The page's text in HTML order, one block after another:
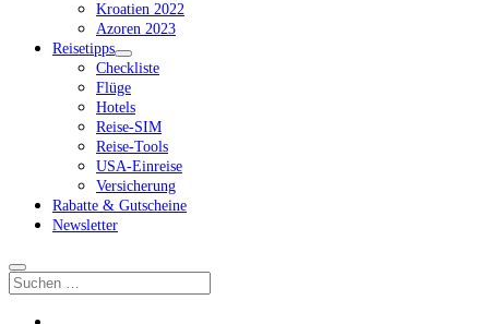
Kroatien 2022
Azoren 2023
Reisetipps
Dropdown-
Menü
öffnen
Checkliste
Flüge
Hotels
Reise-SIM
Reise-Tools
USA-Einreise
Versicherung
Rabatte & Gutscheine
Newsletter
Suchen